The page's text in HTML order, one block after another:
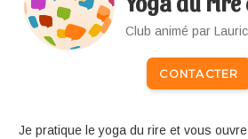
Club animé par
CONTACTER
Je pratique le yoga du rire et vous